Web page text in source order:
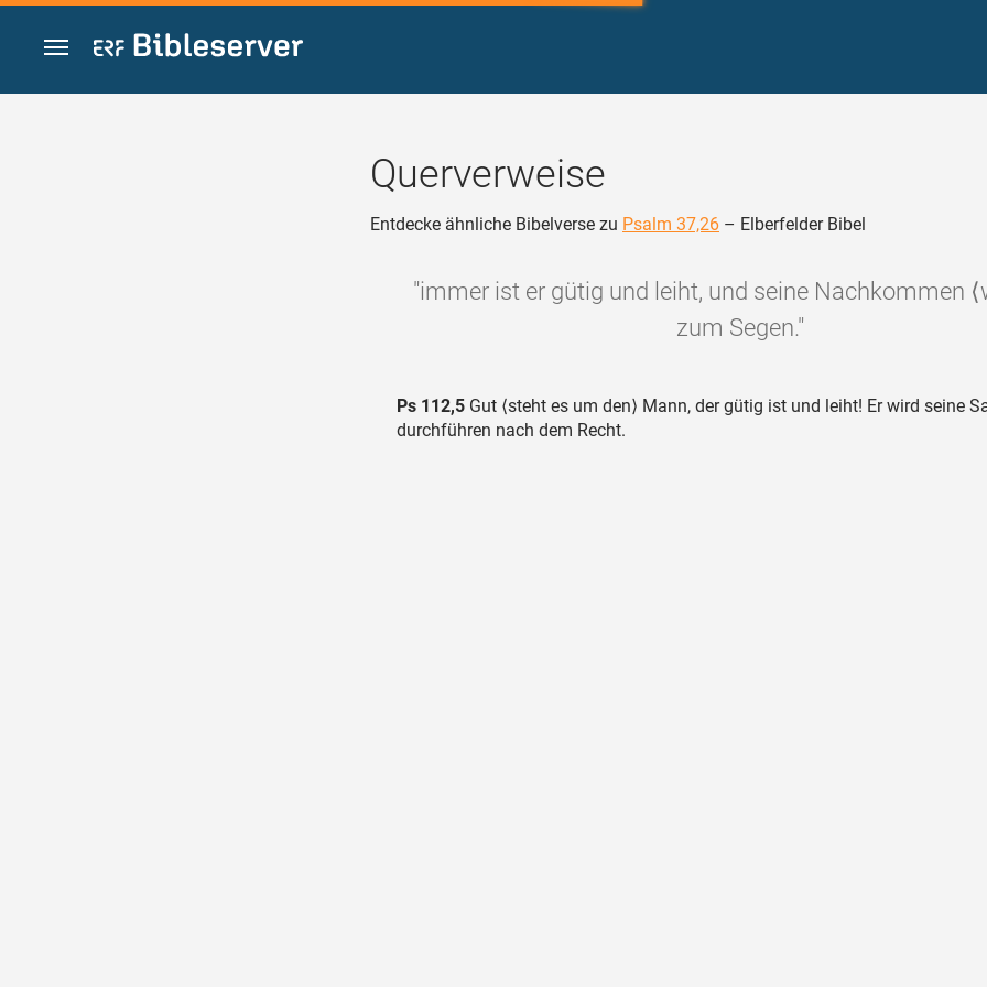
Zum Inhalt springen
Querverweise
Entdecke ähnliche Bibelverse zu Psalm 37,26 – Elberfelder Bibel
"immer ist er gütig und leiht, und seine Nachkommen
zum Segen."
Ps 112,5 Gut ⟨steht es um den⟩ Mann, der gütig ist und leiht! Er wird seine
durchführen nach dem Recht.